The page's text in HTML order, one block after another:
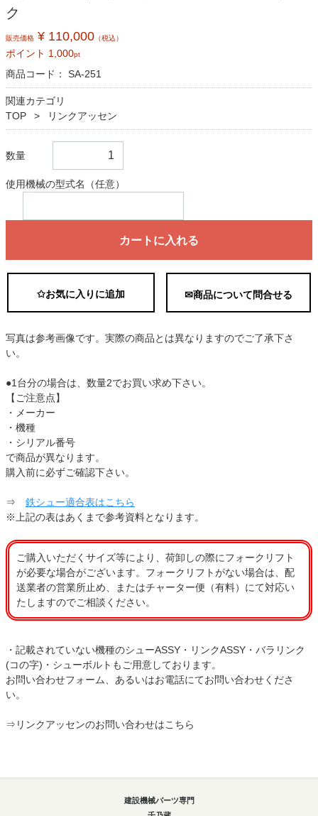
ク
販売価格 ¥ 110,000 （税込）
ポイント 1,000pt
商品コード： SA-251
関連カテゴリ
TOP
リンクアッセン
数量
使用機械の型式名（任意）
カートに入れる
✩お気に入りに追加 ✉商品について問合せる
写真は参考画像です。実際の商品とは異なりますのでご了承下さ
い。
●1台分の場合は、数量2でお買い求め下さい。
【ご注意点】
・メーカー
・機種
・シリアル番号
で商品が異なります。
購入前に必ずご確認下さい。
⇒ 鉄シュー適合表はこちら
※上記の表はあくまで参考資料となります。
ご購入いただくサイズ等により、荷卸しの際にフォークリフト
が必要な場合がございます。フォークリフトがない場合は、配
送業者の営業所止め、またはチャーター便（有料）にて対応い
たしますのでご相談ください。
・記載されていない機種のシューASSY・リンクASSY・バラリンク
(コの字)・シューボルトもご用意しております。
お問い合わせフォーム、あるいはお電話にてお問い合わせくださ
い。
⇒ リンクアッセンのお問い合わせはこちら
建設機械パーツ専門